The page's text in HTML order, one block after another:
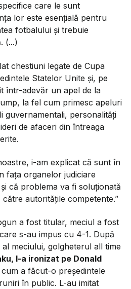
care le sunt
lor este esențială pentru
fotbalului și trebuie
(...)
chestiuni legate de Cupa
Statelor Unite și, pe
într-adevăr un apel de la
la fel cum primesc apeluri
guvernamentali, personalități
de afaceri din întreaga
i-am explicat că sunt în
fața organelor judiciare
că problema va fi soluționată
autoritățile competente.”
a fost titular, meciul a fost
s-au impus cu 4-1. După
meciului, golgheterul all time
l-a ironizat pe Donald
a făcut-o președintele
în public. L-au imitat